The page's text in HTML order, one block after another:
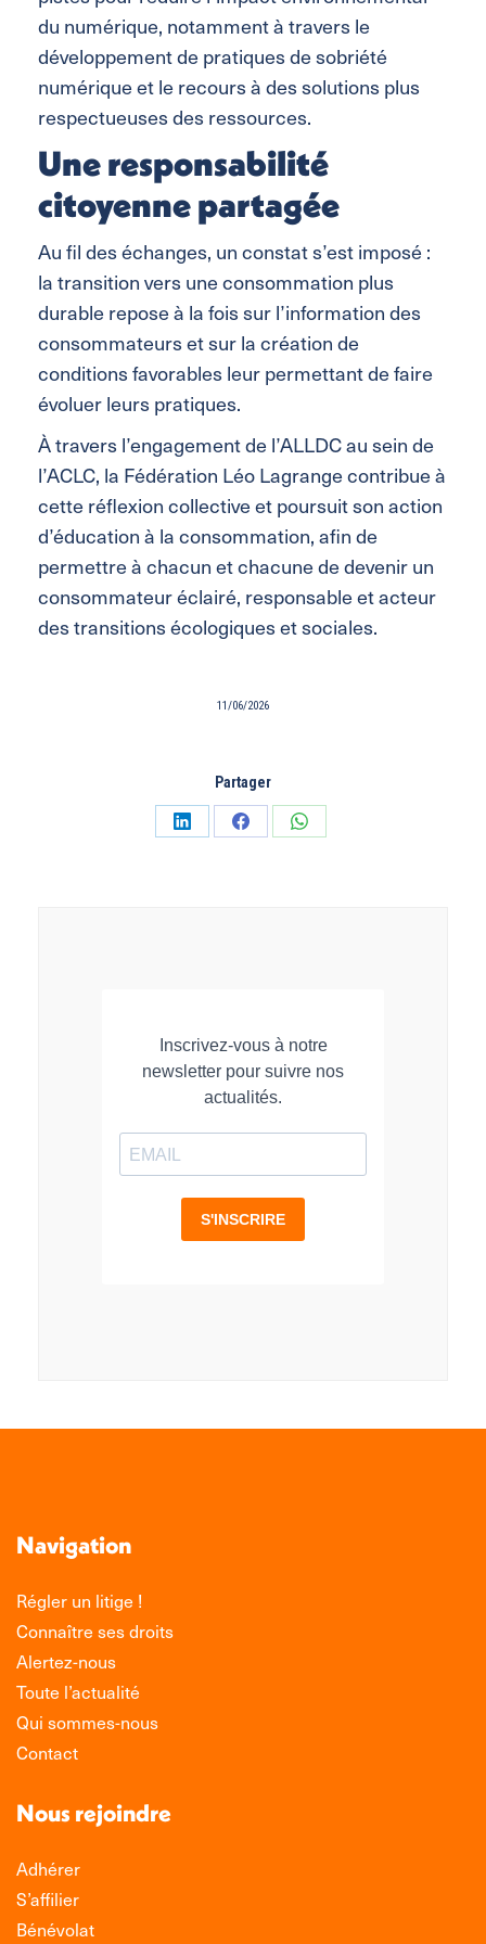
du numérique, notamment à travers le
développement de pratiques de sobriété
numérique et le recours à des solutions plus
respectueuses des ressources.
Une responsabilité
citoyenne partagée
Au fil des échanges, un constat s’est imposé :
la transition vers une consommation plus
durable repose à la fois sur l’information des
consommateurs et sur la création de
conditions favorables leur permettant de faire
évoluer leurs pratiques.
À travers l’engagement de l’ALLDC au sein de
l’ACLC, la Fédération Léo Lagrange contribue à
cette réflexion collective et poursuit son action
d’éducation à la consommation, afin de
permettre à chacun et chacune de devenir un
consommateur éclairé, responsable et acteur
des transitions écologiques et sociales.
11/06/2026
Partager
PartagerPartagerPartager
Navigation
Régler un litige !
Connaître ses droits
Alertez-nous
Toute l’actualité
Qui sommes-nous
Contact
Nous rejoindre
Adhérer
S’affilier
Bénévolat